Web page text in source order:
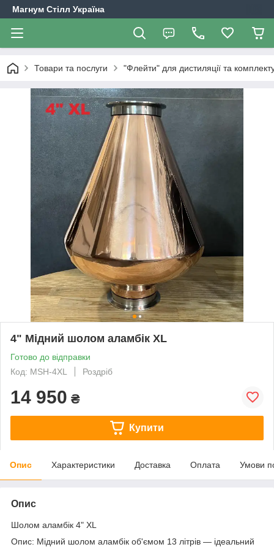
Магнум Стілл Україна
Товари та послуги "Флейти" для дистиляції та
4" Мідний шолом аламбік XL
Готово до відправки
Код: MSH-4XL
Роздріб
14 950 ₴
Купити
Опис Характеристики Доставка Оплата Умови
Опис
Шолом аламбік 4" XL
Опис: Мідний шолом аламбік об'ємом 13 літрів — ідеальний